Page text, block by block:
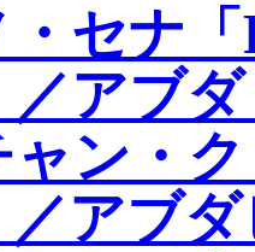
・セナ
／アブ
ャン・
アブ